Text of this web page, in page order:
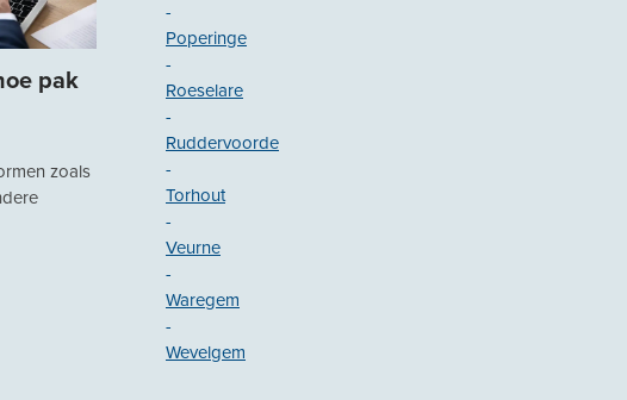
pak
zoals
-
Poperinge
-
Roeselare
-
Ruddervoorde
-
Torhout
-
Veurne
-
Waregem
-
Wevelgem